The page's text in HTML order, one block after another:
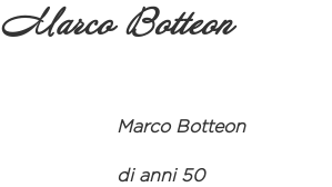
Marco Botteon
Marco Botteon
di anni 50